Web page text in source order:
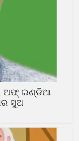
ଅଫ୍ ଇଣ୍ଡିଆ
ସୁଅ